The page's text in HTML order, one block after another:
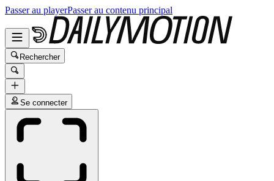
Passer au playerPasser au contenu principal
Rechercher
Se connecter